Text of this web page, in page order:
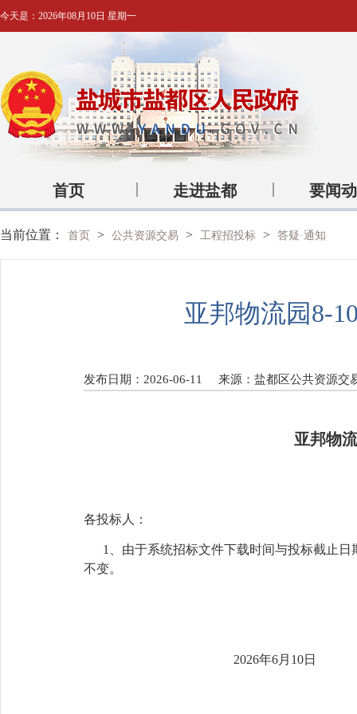
今天是： 2026年08月10日 星期一
首页 走进盐都 要闻
当前位置： 首页 > 公共资源交易 > 工程招投标 > 答疑·通知
亚邦物流园8-
发布日期：2026-06-11 来源：盐都区公共资源交
亚邦物
各投标人：
1、 由于系统招标文件下载时间与投标截止日
不变。
2026年6月 10日